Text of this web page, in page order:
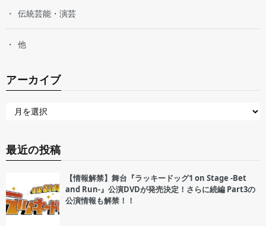
伝統芸能・演芸
他
アーカイブ
最近の投稿
【情報解禁】舞台『ラッキードッグ1 on Stage -Bet
and Run-』公演DVDが発売決定！さらに続編 Part3の
公演情報も解禁！！